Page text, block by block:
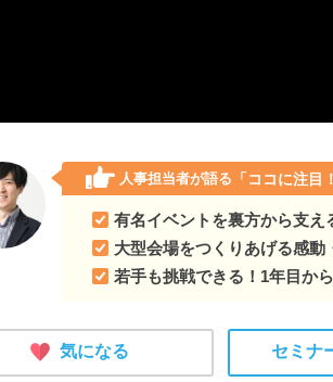
人事担当者が語る 「ココに注目
有名イベントを裏方から支
大型会場をつくりあげる感
若手も挑戦できる！1年目か
気になる セミナ